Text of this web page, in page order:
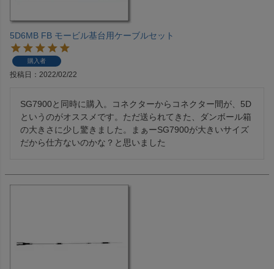
5D6MB FB モービル基台用ケーブルセット
購入者
投稿日 2022/02/22
SG7900と同時に購入。コネクターからコネクター間が、5D
というのがオススメです。ただ送られてきた、ダンボール箱
の大きさに少し驚きました。まぁーSG7900が大きいサイズ
だから仕方ないのかな？と思いました